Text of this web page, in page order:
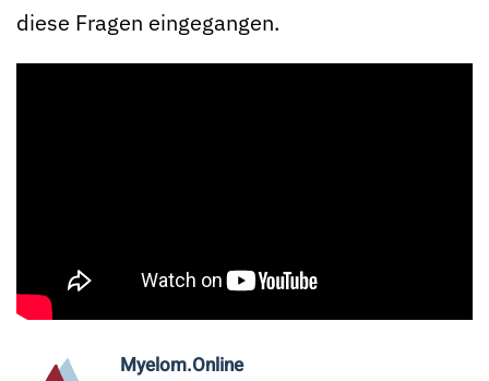
diese Fragen eingegangen.
Myelom.Online